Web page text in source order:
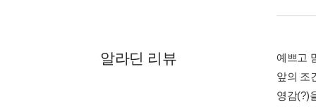
알라딘 리뷰
예쁘고
앞의 조
영감(?)